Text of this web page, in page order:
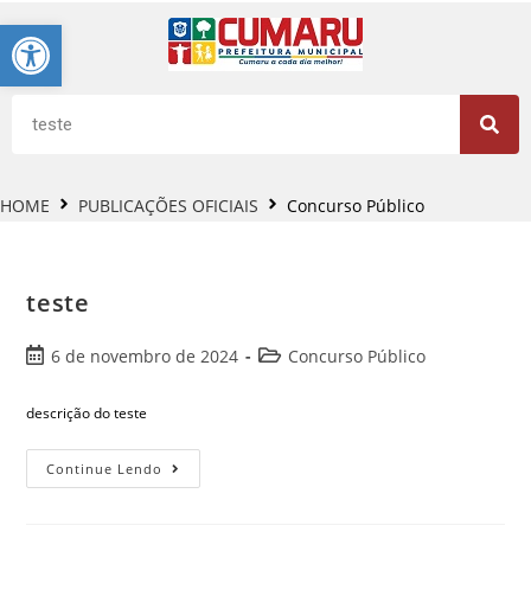
Barra de Ferramentas Aberta
HOME PUBLICAÇÕES OFICIAIS Concurso Público
teste
6 de novembro de 2024 Concurso Público
descrição do teste
Continue Lendo